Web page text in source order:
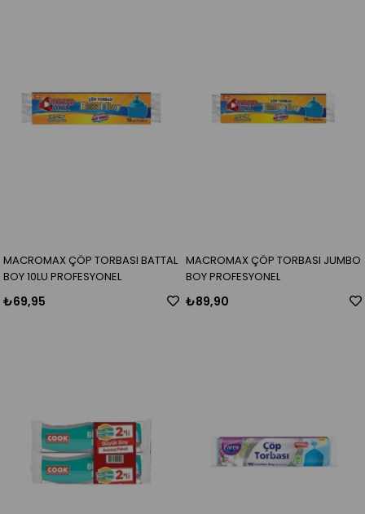
MACROMAX ÇÖP TORBASI BATTAL
BOY 10LU PROFESYONEL
₺69,95
MACROMAX ÇÖP TORBASI JUMBO
BOY PROFESYONEL
₺89,90